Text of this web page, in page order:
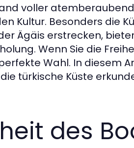
voller
Kultur. Besonders die
Ägäis erstrecken,
Wenn Sie die
Wahl. In diesem
türkische Küste
des